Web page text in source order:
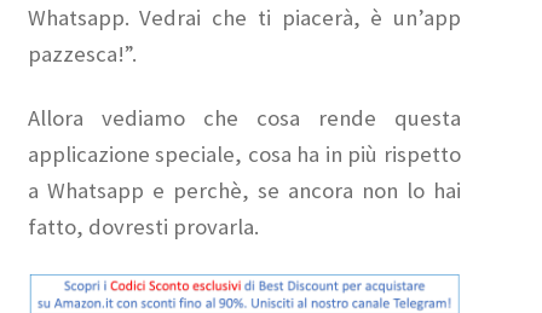
Whatsapp. Vedrai che ti piacerà, è un’app
pazzesca!”.
Allora vediamo che cosa rende questa
applicazione speciale, cosa ha in più rispetto
a Whatsapp e perchè, se ancora non lo hai
fatto, dovresti provarla.